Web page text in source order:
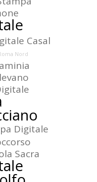
Casal
Nord
Digitale
Sacra